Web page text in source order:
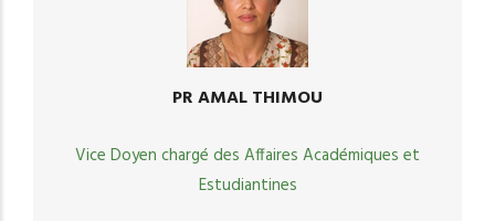
PR AMAL THIMOU
Vice Doyen chargé des Affaires Académiques et
Estudiantines